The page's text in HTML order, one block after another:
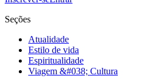
Seções
Atualidade
Estilo de vida
Espiritualidade
Viagem &#038; Cultura